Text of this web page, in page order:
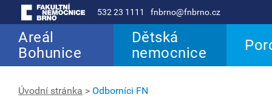
532 23 1111 fnbrno@fnbrno.cz
Areál
Bohunice
Dětská
nemocnice
Úvodní stránka > Odborníci FN